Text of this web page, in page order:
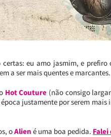
eu amo jasmim, e
a ser mais quentes e marcantes.
Hot Couture (não consigo
justamente por serem
oAlien é uma boa pedida.